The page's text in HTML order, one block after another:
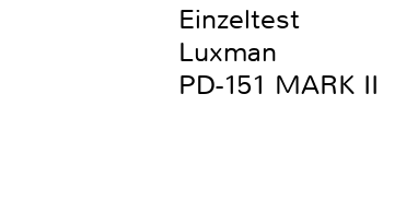
Einzeltest
Luxman
PD-151 MARK II